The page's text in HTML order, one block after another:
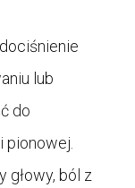
lub
do
głowy, ból z